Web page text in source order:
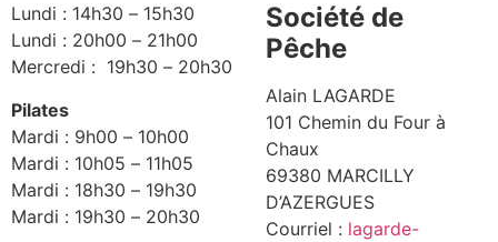
Lundi : 14h30 – 15h30
Lundi : 20h00 – 21h00
Mercredi : 19h30 – 20h30
Pilates
Mardi : 9h00 – 10h00
Mardi : 10h05 – 11h05
Mardi : 18h30 – 19h30
Mardi : 19h30 – 20h30
Société de
Pêche
Alain LAGARDE
101 Chemin du Four à
Chaux
69380 MARCILLY
D’AZERGUES
Courriel : lagarde-